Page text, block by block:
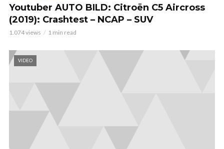
Youtuber AUTO BILD: Citroën C5 Aircross
(2019): Crashtest – NCAP – SUV
1.074 views 1 min read
VIDEO